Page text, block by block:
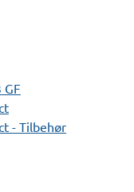
GF
- Tilbehør